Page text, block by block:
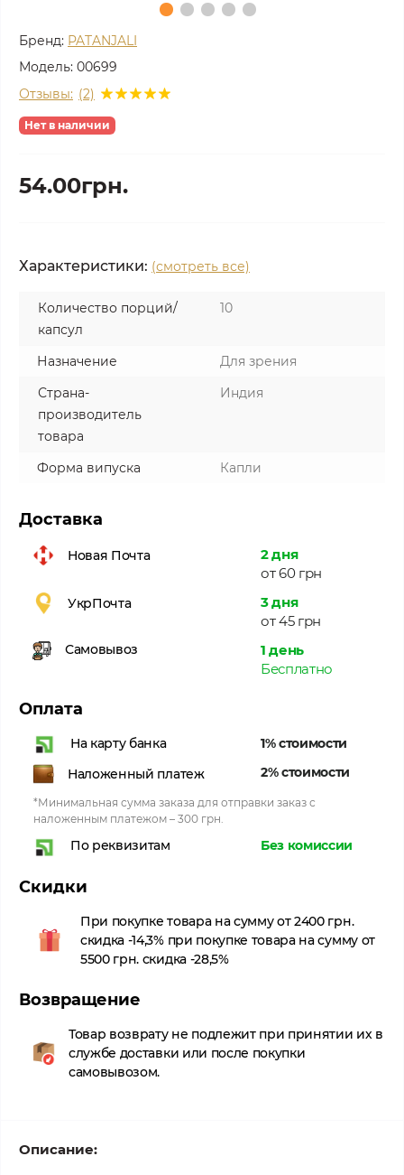
Бренд: PATANJALI
Модель: 00699
Отзывы: (2)
Нет в наличии
54.00грн.
Характеристики: (смотреть все)
Количество порций/
капсул
10
Назначение
Для зрения
Страна-
производитель
товара
Индия
Форма випуска Капли
Доставка
Новая Почта
2 дня
от 60 грн
УкрПочта
3 дня
от 45 грн
Самовывоз
1 день
Бесплатно
Оплата
На карту банка
1% стоимости
Наложенный платеж
2% стоимости
*Минимальная сумма заказа для отправки заказ с
наложенным платежом – 300 грн.
По реквизитам Без комиссии
Скидки
При покупке товара на сумму от 2400 грн.
скидка -14,3% при покупке товара на сумму от
5500 грн. скидка -28,5%
Возвращение
Товар возврату не подлежит при принятии их в
службе доставки или после покупки
самовывозом.
Описание: